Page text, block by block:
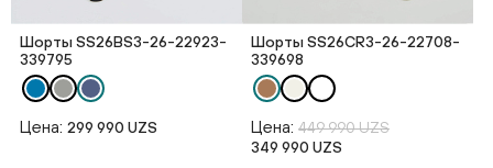
Шорты SS26BS3-26-22923-
339795
Цена: 299 990 UZS
Шорты SS26CR3-26-22708-
339698
Цена: 449 990 UZS
349 990 UZS